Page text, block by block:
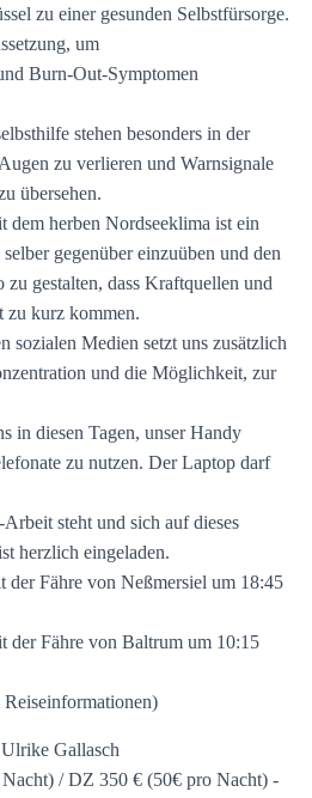
zu einer gesunden Selbstfürsorge.
um
Burn-Out-Symptomen
stehen besonders in der
zu verlieren und Warnsignale
übersehen.
herben Nordseeklima ist ein
gegenüber einzuüben und den
zu gestalten, dass Kraftquellen und
zu kurz kommen.
sozialen Medien setzt uns zusätzlich
und die Möglichkeit, zur
in diesen Tagen, unser Handy
zu nutzen. Der Laptop darf
steht und sich auf dieses
herzlich eingeladen.
der Fähre von Neßmersiel um 18:45
der Fähre von Baltrum um 10:15
Gallasch
/ DZ 350 € (50€ pro Nacht) -